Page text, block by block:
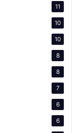
11
10
10
8
8
7
6
6